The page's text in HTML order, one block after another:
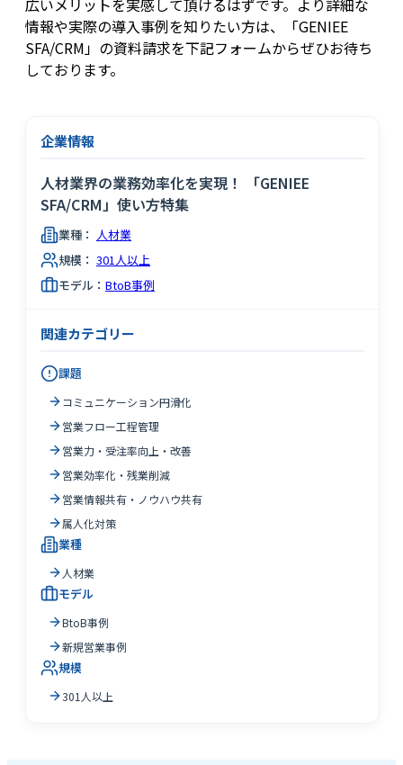
情報や実際の導入事例を知りたい方は、「GENIEE
SFA/CRM」の資料請求を下記フォームからぜひお待ち
しております。
企業情報
人材業界の業務効率化を実現！ 「GENIEE
SFA/CRM」使い方特集
業種： 人材業
規模： 301人以上
モデル： BtoB事例
関連カテゴリー
課題
コミュニケーション円滑化
営業フロー工程管理
営業力・受注率向上・改善
営業効率化・残業削減
営業情報共有・ノウハウ共有
属人化対策
業種
人材業
モデル
BtoB事例
新規営業事例
規模
301人以上